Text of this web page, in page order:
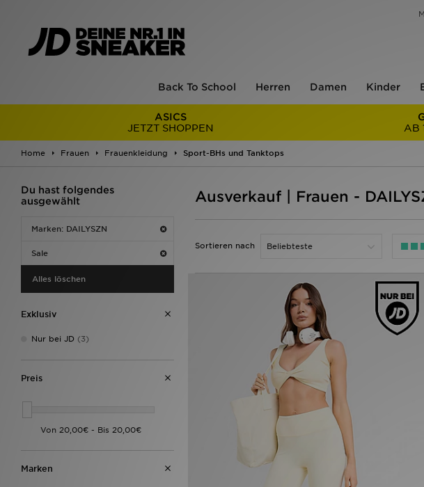
Back To School Herren Damen Kinder
ASICS
JETZT SHOPPEN
AB
Home Frauen Frauenkleidung Sport-BHs und Tanktops
Du hast folgendes
ausgewählt
Marken: DAILYSZN
Sale
Alles löschen
Exklusiv
Nur bei JD (3)
Preis
Marken
Ausverkauf | Frauen -
Sortieren nach